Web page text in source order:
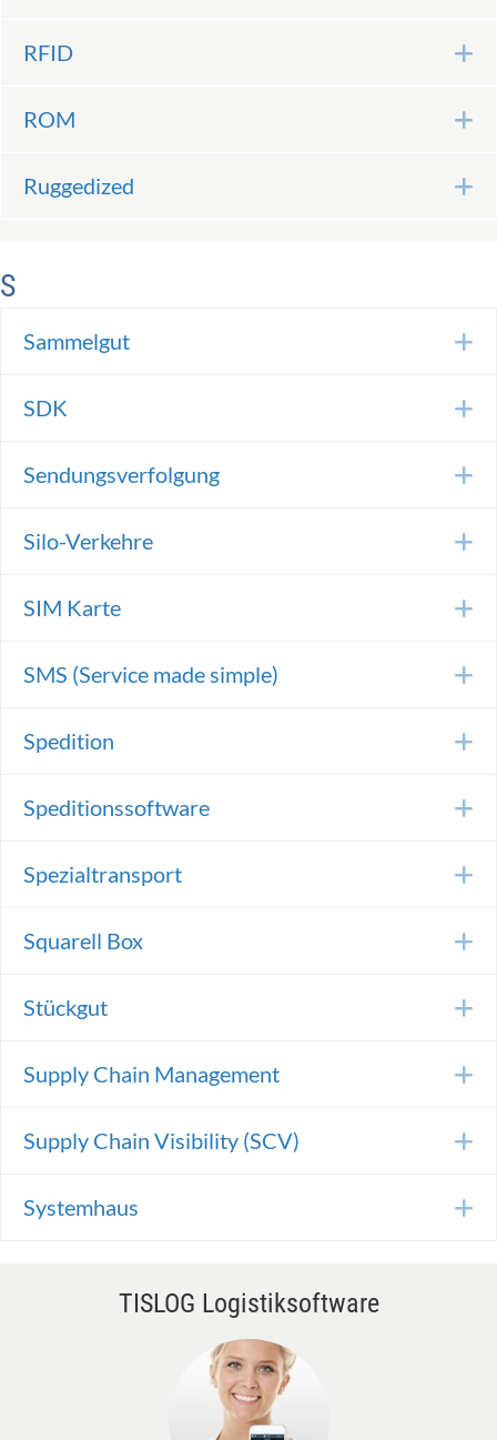
RFID
ROM
Ruggedized
S
Sammelgut
SDK
Sendungsverfolgung
Silo-Verkehre
SIM Karte
SMS (Service made simple)
Spedition
Speditionssoftware
Spezialtransport
Squarell Box
Stückgut
Supply Chain Management
Supply Chain Visibility (SCV)
Systemhaus
TISLOG Logistiksoftware